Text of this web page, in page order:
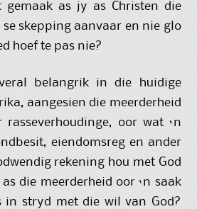
gemaak as jy as Christen die
se skepping aanvaar en nie glo
hoef te pas nie?
belangrik in die huidige
aangesien die meerderheid
rasseverhoudinge, oor wat ‘n
eiendomsreg en ander
rekening hou met God
die meerderheid oor ‘n saak
in stryd met die wil van God?